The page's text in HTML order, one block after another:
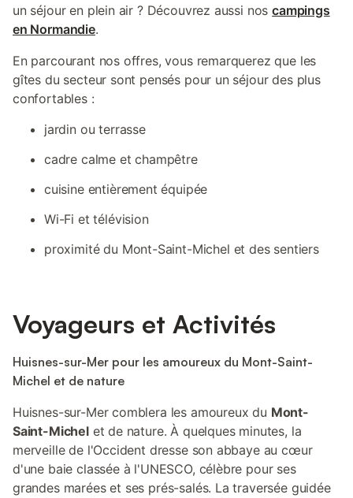
un séjour en plein air ? Découvrez aussi noscampings
en Normandie.
En parcourant nos offres, vous remarquerez que les
gîtes du secteur sont pensés pour un séjour des plus
confortables :
jardin ou terrasse
cadre calme et champêtre
cuisine entièrement équipée
Wi-Fi et télévision
proximité du Mont-Saint-Michel et des sentiers
Voyageurs et Activités
Huisnes-sur-Mer pour les amoureux du Mont-Saint-
Michel et de nature
Huisnes-sur-Mer comblera les amoureux du Mont-
Saint-Michelet de nature. À quelques minutes, la
merveille de l'Occident dresse son abbaye au cœur
d'une baie classée à l'UNESCO, célèbre pour ses
grandes marées et ses prés-salés. La traversée guidée